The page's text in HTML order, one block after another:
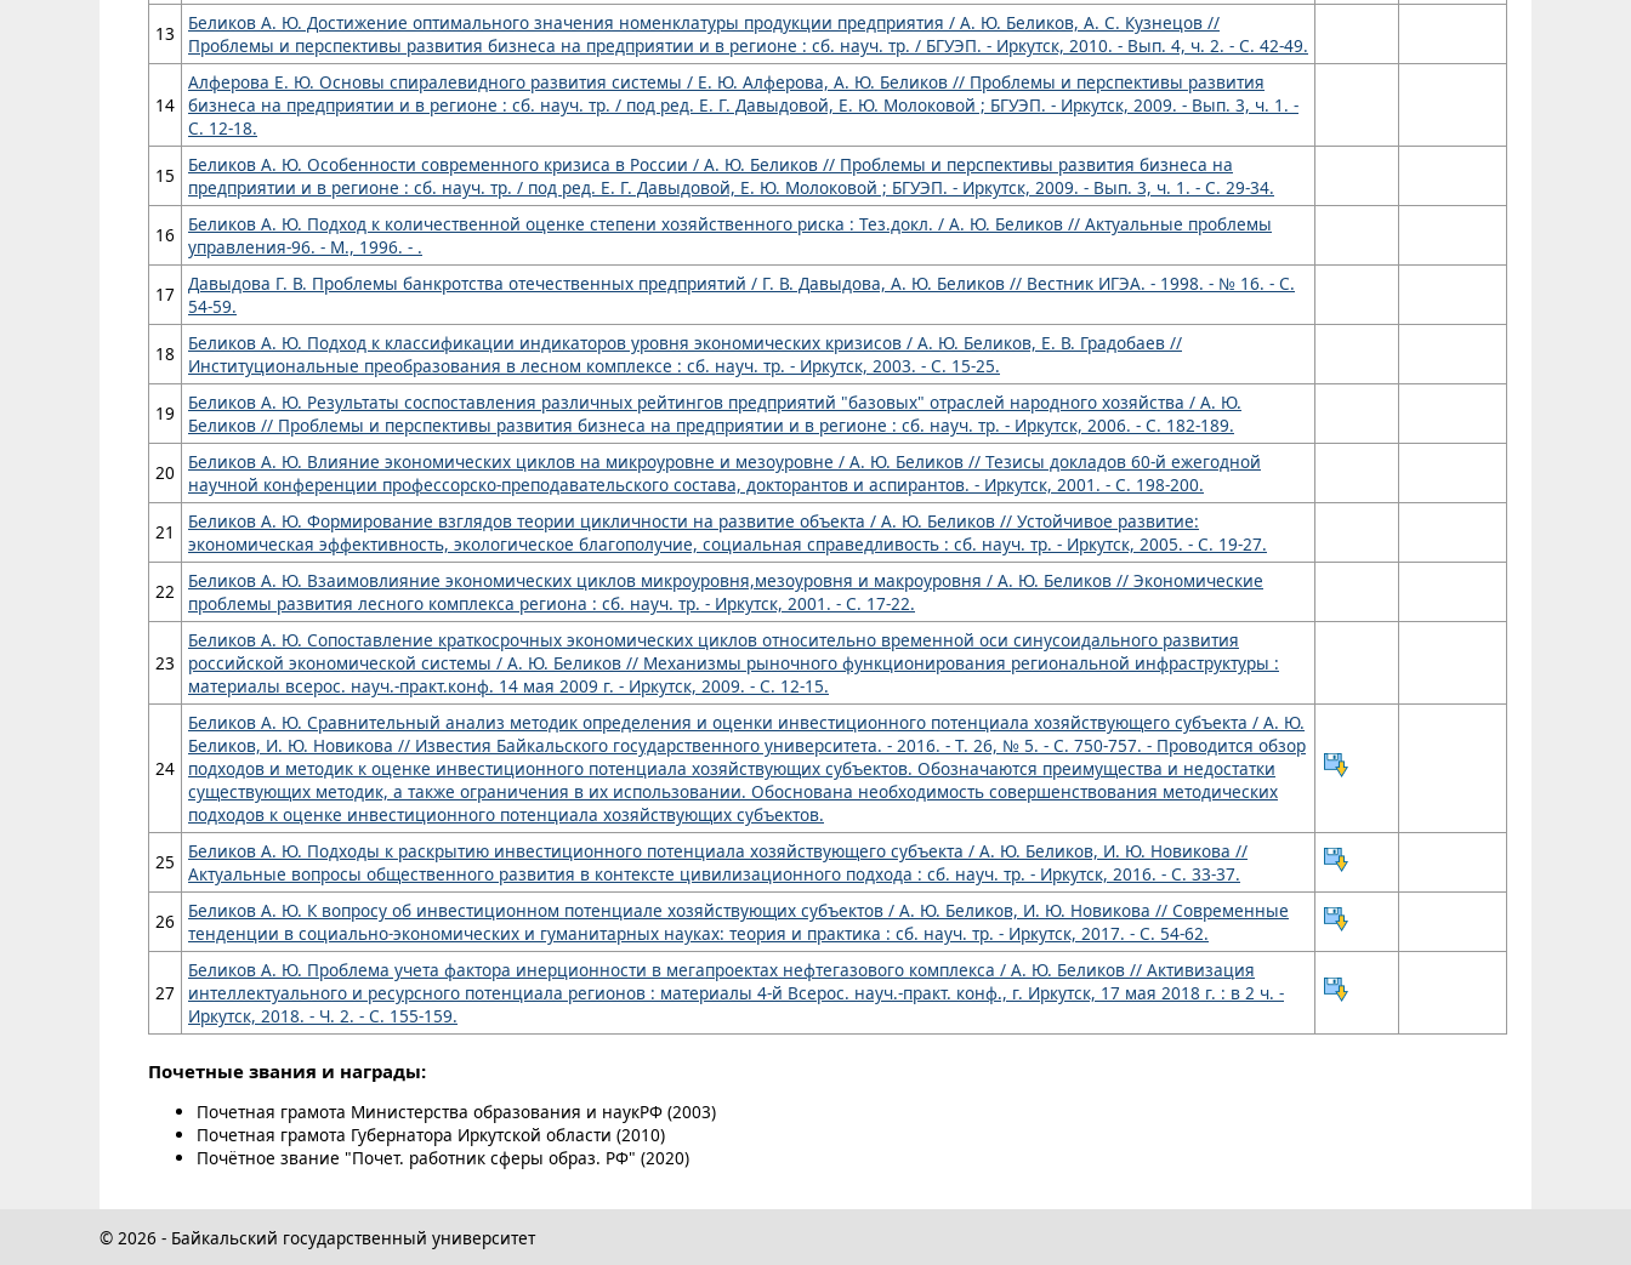
13
Беликов А. Ю. Достижение оптимального значения номенклатуры продукции предприятия / А. Ю. Беликов, А. С. Кузнецов //
Проблемы и перспективы развития бизнеса на предприятии и в регионе : сб. науч. тр. / БГУЭП. - Иркутск, 2010. - Вып. 4, ч. 2. - С. 42-49.
14
Алферова Е. Ю. Основы спиралевидного развития системы / Е. Ю. Алферова, А. Ю. Беликов // Проблемы и перспективы развития
бизнеса на предприятии и в регионе : сб. науч. тр. / под ред. Е. Г. Давыдовой, Е. Ю. Молоковой ; БГУЭП. - Иркутск, 2009. - Вып. 3, ч. 1. -
С. 12-18.
15
Беликов А. Ю. Особенности современного кризиса в России / А. Ю. Беликов // Проблемы и перспективы развития бизнеса на
предприятии и в регионе : сб. науч. тр. / под ред. Е. Г. Давыдовой, Е. Ю. Молоковой ; БГУЭП. - Иркутск, 2009. - Вып. 3, ч. 1. - С. 29-34.
16
Беликов А. Ю. Подход к количественной оценке степени хозяйственного риска : Тез.докл. / А. Ю. Беликов // Актуальные проблемы
управления-96. - М., 1996. - .
17 Давыдова Г. В. Проблемы банкротства отечественных предприятий / Г. В. Давыдова, А. Ю. Беликов // Вестник ИГЭА. - 1998. - № 16. - С.
54-59.
18
Беликов А. Ю. Подход к классификации индикаторов уровня экономических кризисов / А. Ю. Беликов, Е. В. Градобаев //
Институциональные преобразования в лесном комплексе : сб. науч. тр. - Иркутск, 2003. - С. 15-25.
19
Беликов А. Ю. Результаты соспоставления различных рейтингов предприятий "базовых" отраслей народного хозяйства / А. Ю.
Беликов // Проблемы и перспективы развития бизнеса на предприятии и в регионе : сб. науч. тр. - Иркутск, 2006. - С. 182-189.
20
Беликов А. Ю. Влияние экономических циклов на микроуровне и мезоуровне / А. Ю. Беликов // Тезисы докладов 60-й ежегодной
научной конференции профессорско-преподавательского состава, докторантов и аспирантов. - Иркутск, 2001. - С. 198-200.
21
Беликов А. Ю. Формирование взглядов теории цикличности на развитие объекта / А. Ю. Беликов // Устойчивое развитие:
экономическая эффективность, экологическое благополучие, социальная справедливость : сб. науч. тр. - Иркутск, 2005. - С. 19-27.
22
Беликов А. Ю. Взаимовлияние экономических циклов микроуровня,мезоуровня и макроуровня / А. Ю. Беликов // Экономические
проблемы развития лесного комплекса региона : сб. науч. тр. - Иркутск, 2001. - С. 17-22.
23
Беликов А. Ю. Сопоставление краткосрочных экономических циклов относительно временной оси синусоидального развития
российской экономической системы / А. Ю. Беликов // Механизмы рыночного функционирования региональной инфраструктуры :
материалы всерос. науч.-практ.конф. 14 мая 2009 г. - Иркутск, 2009. - С. 12-15.
24
Беликов А. Ю. Сравнительный анализ методик определения и оценки инвестиционного потенциала хозяйствующего субъекта / А. Ю.
Беликов, И. Ю. Новикова // Известия Байкальского государственного университета. - 2016. - Т. 26, № 5. - С. 750-757. - Проводится обзор
подходов и методик к оценке инвестиционного потенциала хозяйствующих субъектов. Обозначаются преимущества и недостатки
существующих методик, а также ограничения в их использовании. Обоснована необходимость совершенствования методических
подходов к оценке инвестиционного потенциала хозяйствующих субъектов.
25
Беликов А. Ю. Подходы к раскрытию инвестиционного потенциала хозяйствующего субъекта / А. Ю. Беликов, И. Ю. Новикова //
Актуальные вопросы общественного развития в контексте цивилизационного подхода : сб. науч. тр. - Иркутск, 2016. - С. 33-37.
26
Беликов А. Ю. К вопросу об инвестиционном потенциале хозяйствующих субъектов / А. Ю. Беликов, И. Ю. Новикова // Современные
тенденции в социально-экономических и гуманитарных науках: теория и практика : сб. науч. тр. - Иркутск, 2017. - С. 54-62.
27
Беликов А. Ю. Проблема учета фактора инерционности в мегапроектах нефтегазового комплекса / А. Ю. Беликов // Активизация
интеллектуального и ресурсного потенциала регионов : материалы 4-й Всерос. науч.-практ. конф., г. Иркутск, 17 мая 2018 г. : в 2 ч. -
Иркутск, 2018. - Ч. 2. - С. 155-159.
Почетные звания и награды:
Почетная грамота Министерства образования и наукРФ (2003)
Почетная грамота Губернатора Иркутской области (2010)
Почётное звание "Почет. работник сферы образ. РФ" (2020)
© 2026 - Байкальский государственный университет